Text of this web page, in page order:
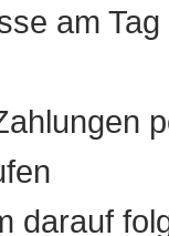
am
darauf